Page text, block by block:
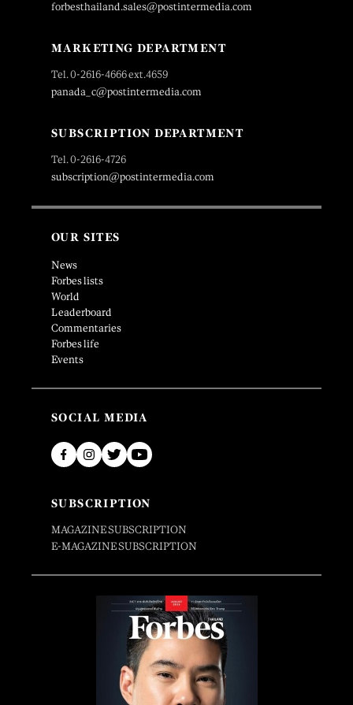
forbesthailand.sales@postintermedia.com
MARKETING DEPARTMENT
Tel. 0-2616-4666 ext.4659
panada_c@postintermedia.com
SUBSCRIPTION DEPARTMENT
Tel. 0-2616-4726
subscription@postintermedia.com
OUR SITES
News
Forbes lists
World
Leaderboard
Commentaries
Forbes life
Events
SOCIAL MEDIA
SUBSCRIPTION
MAGAZINE SUBSCRIPTION
E-MAGAZINE SUBSCRIPTION